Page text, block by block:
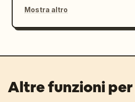
Mostra altro
Altre funzioni